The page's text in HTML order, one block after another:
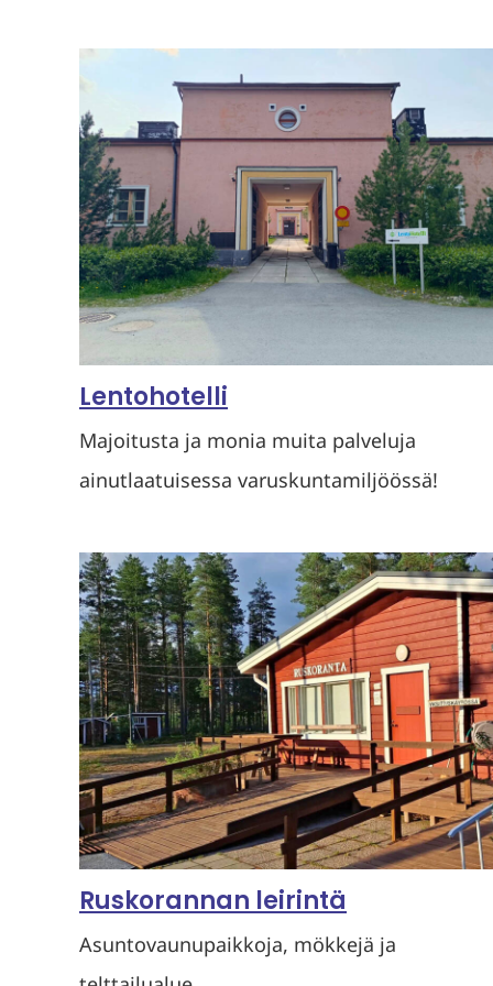
Lentohotelli
Majoitusta ja monia muita palveluja
ainutlaatuisessa varuskuntamiljöössä!
Ruskorannan leirintä
Asuntovaunupaikkoja, mökkejä ja